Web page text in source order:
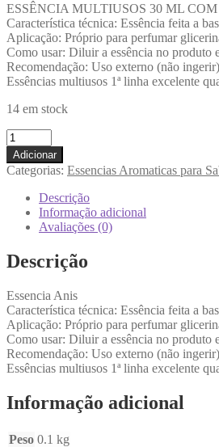
ESSÊNCIA MULTIUSOS 30 ML
Característica técnica: Essência feita a
Aplicação: Próprio para perfumar
Como usar: Diluir a essência no produto
Recomendação: Uso externo (não
Essências multiusos 1ª linha excelente
14 em stock
Adicionar
Categorias: Essencias Aromaticas para
Descrição
Informação adicional
Avaliações (0)
Descrição
Essencia Anis
Característica técnica: Essência feita a
Aplicação: Próprio para perfumar
Como usar: Diluir a essência no produto
Recomendação: Uso externo (não
Essências multiusos 1ª linha excelente
Informação adicional
Peso 0.1 kg